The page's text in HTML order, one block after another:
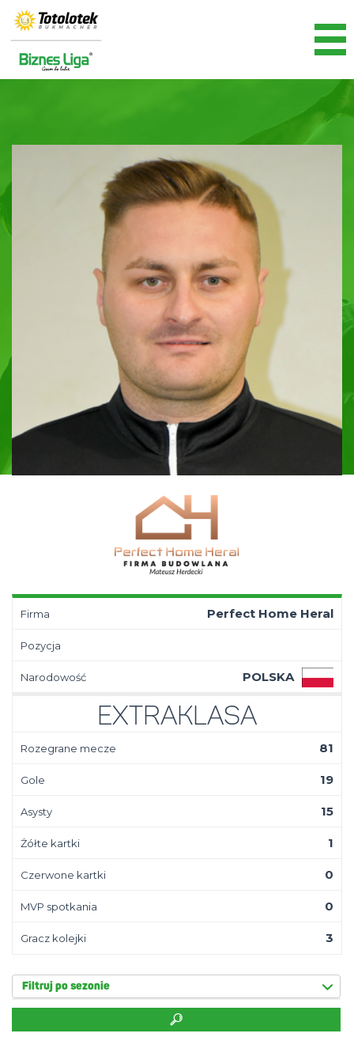
Firma Perfect Home Heral
Pozycja
Narodowość POLSKA
Extraklasa
Rozegrane mecze 81
Gole 19
Asysty 15
Żółte kartki 1
Czerwone kartki 0
MVP spotkania 0
Gracz kolejki 3
Filtruj po sezonie